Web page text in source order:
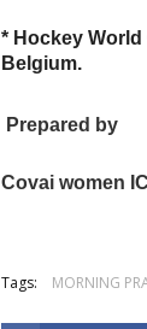
* Hockey
Belgium.
Prepared by
Covai women
Tags: MORNING